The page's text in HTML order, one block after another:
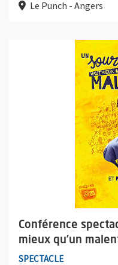
Le Punch - Angers
Conférence
mieux qu’un
SPECTACLE
Plus d'information sur